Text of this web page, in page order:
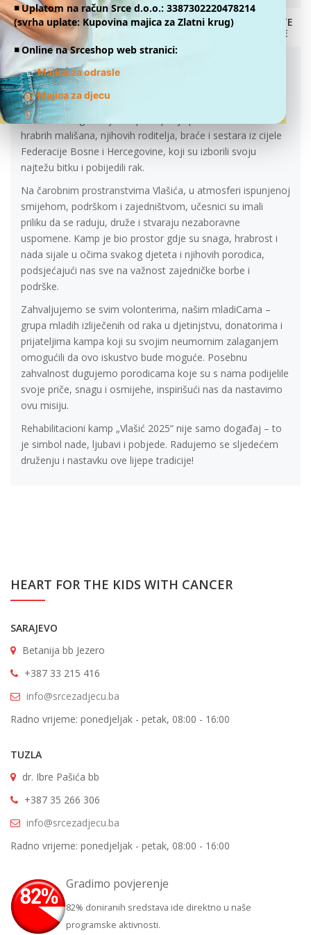
◾️ Uplatom na račun Srce d.o.o.: 3387302220478214
(svrha uplate: Kupovina majica za Zlatni krug)
◾️ Online na Srceshop web stranici:
👕Majice za odrasle
👕Majica za djecu
DONATE
ONLINE
07.07.2025.
Hrabro srce pobjeđuje!
S velikim ponosom i radošću obavještavamo javnost da je
16. Rehabilitacioni kamp „Vlašić 2025“, održan od 7. do 11.
jula 2025. godine na predivnoj planini Vlašić, uspješno
završen. Ovogodišnji kamp okupio je preko 200 učesnika –
hrabrih mališana, njihovih roditelja, braće i sestara iz cijele
Federacije Bosne i Hercegovine, koji su izborili svoju
najtežu bitku i pobijedili rak.
Na čarobnim prostranstvima Vlašića, u atmosferi ispunjenoj
smijehom, podrškom i zajedništvom, učesnici su imali
priliku da se raduju, druže i stvaraju nezaboravne
uspomene. Kamp je bio prostor gdje su snaga, hrabrost i
nada sijale u očima svakog djeteta i njihovih porodica,
podsjećajući nas sve na važnost zajedničke borbe i
podrške.
Zahvaljujemo se svim volonterima, našim mladiCama –
grupa mladih izliječenih od raka u djetinjstvu, donatorima i
prijateljima kampa koji su svojim neumornim zalaganjem
omogućili da ovo iskustvo bude moguće. Posebnu
zahvalnost dugujemo porodicama koje su s nama podijelile
svoje priče, snagu i osmijehe, inspirišući nas da nastavimo
ovu misiju.
Rehabilitacioni kamp „Vlašić 2025“ nije samo događaj – to
je simbol nade, ljubavi i pobjede. Radujemo se sljedećem
druženju i nastavku ove lijepe tradicije!
HEART FOR THE KIDS WITH CANCER
SARAJEVO
Betanija bb Jezero
+387 33 215 416
info@srcezadjecu.ba
Radno vrijeme: ponedjeljak - petak, 08:00 - 16:00
TUZLA
dr. Ibre Pašića bb
+387 35 266 306
info@srcezadjecu.ba
Radno vrijeme: ponedjeljak - petak, 08:00 - 16:00
Gradimo povjerenje
82% doniranih sredstava ide direktno u naše
programske aktivnosti.